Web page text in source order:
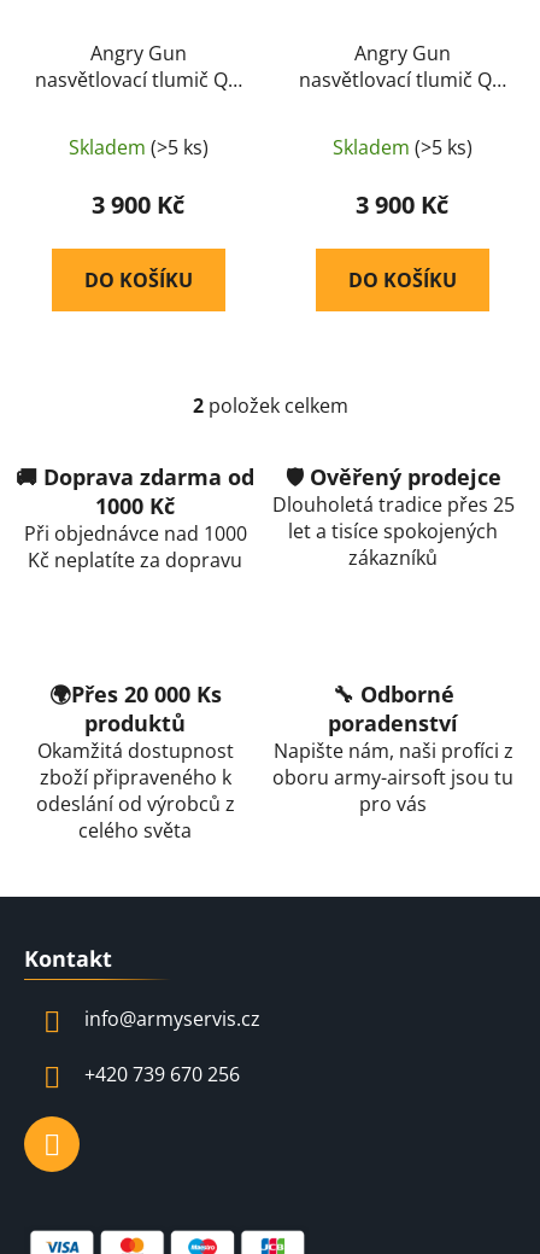
Angry Gun
nasvětlovací tlumič QD
Edition , 14 mm (CCW)
– Černá
Skladem (>5 ks)
3 900 Kč
DO KOŠÍKU
Angry Gun
nasvětlovací tlumič QD
Edition , 14 mm (CCW)
– Písková
Skladem (>5 ks)
3 900 Kč
DO KOŠÍKU
O
á
d
y
v
ý
u
2položek celkem
🚚 Doprava zdarma od
1000 Kč
Při objednávce nad 1000
Kč neplatíte za dopravu
🛡️ Ověřený prodejce
Dlouholetá tradice přes 25
let a tisíce spokojených
zákazníků
🌍Přes 20 000 Ks
produktů
Okamžitá dostupnost
zboží připraveného k
odeslání od výrobců z
celého světa
🔧 Odborné
poradenství
Napište nám, naši profíci z
oboru army-airsoft jsou tu
pro vás
Z
Kontakt
info@armyservis.cz
+420 739 670 256